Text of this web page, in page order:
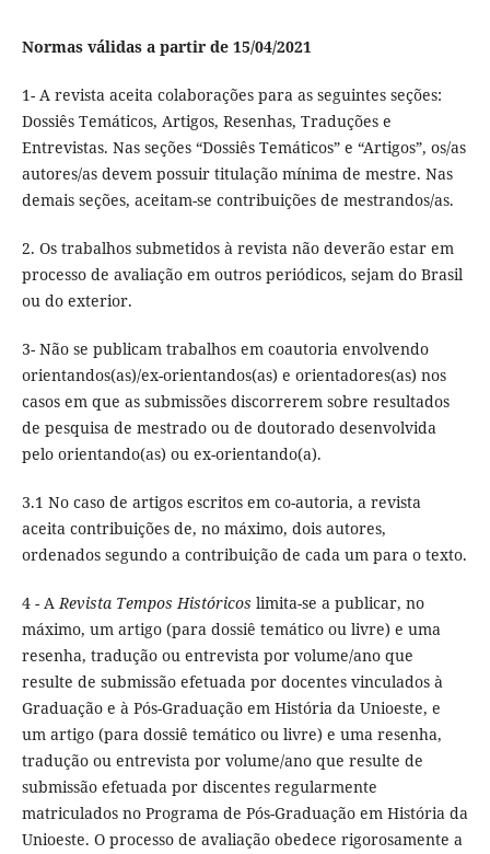
Normas válidas a partir de 15/04/2021
1- A revista aceita colaborações para as seguintes seções:
Dossiês Temáticos, Artigos, Resenhas, Traduções e
Entrevistas. Nas seções “Dossiês Temáticos” e “Artigos”, os/as
autores/as devem possuir titulação mínima de mestre. Nas
demais seções, aceitam-se contribuições de mestrandos/as.
2. Os trabalhos submetidos à revista não deverão estar em
processo de avaliação em outros periódicos, sejam do Brasil
ou do exterior.
3- Não se publicam trabalhos em coautoria envolvendo
orientandos(as)/ex-orientandos(as) e orientadores(as) nos
casos em que as submissões discorrerem sobre resultados
de pesquisa de mestrado ou de doutorado desenvolvida
pelo orientando(as) ou ex-orientando(a).
3.1 No caso de artigos escritos em co-autoria, a revista
aceita contribuições de, no máximo, dois autores,
ordenados segundo a contribuição de cada um para o texto.
4 - ARevista Tempos Históricos limita-se a publicar, no
máximo, um artigo (para dossiê temático ou livre) e uma
resenha, tradução ou entrevista por volume/ano que
resulte de submissão efetuada por docentes vinculados à
Graduação e à Pós-Graduação em História da Unioeste, e
um artigo (para dossiê temático ou livre) e uma resenha,
tradução ou entrevista por volume/ano que resulte de
submissão efetuada por discentes regularmente
matriculados no Programa de Pós-Graduação em História da
Unioeste. O processo de avaliação obedece rigorosamente a